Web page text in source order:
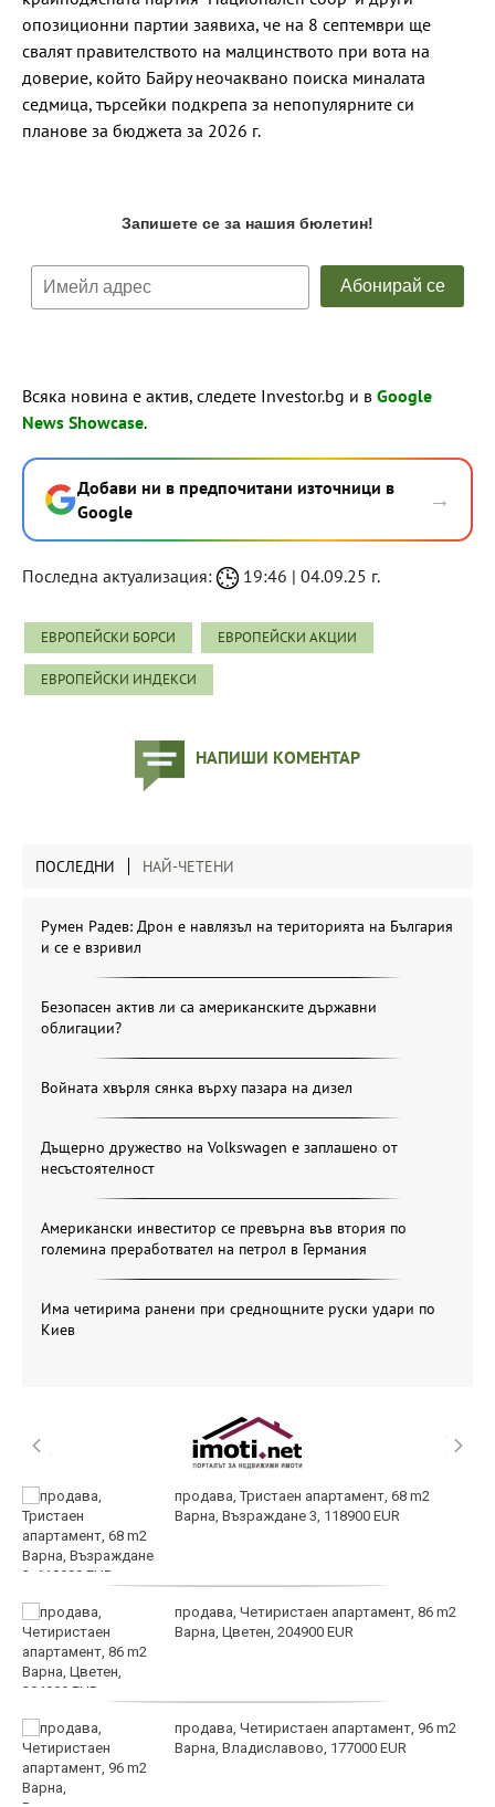
опозиционни партии заявиха, че на 8 септември ще
свалят правителството на малцинството при вота на
доверие, който Байру неочаквано поиска миналата
седмица, търсейки подкрепа за непопулярните си
планове за бюджета за 2026 г.
Всяка новина е актив, следете Investor.bg и в Google
News Showcase.
Добави ни в предпочитани източници в
Google
→
Последна актуализация: 19:46 | 04.09.25 г.
ЕВРОПЕЙСКИ БОРСИ ЕВРОПЕЙСКИ АКЦИИ
ЕВРОПЕЙСКИ ИНДЕКСИ
НАПИШИ КОМЕНТАР
ПОСЛЕДНИ НАЙ-ЧЕТЕНИ
Румен Радев: Дрон е навлязъл на територията на България
и се е взривил
Безопасен актив ли са американските държавни
облигации?
Войната хвърля сянка върху пазара на дизел
Дъщерно дружество на Volkswagen е заплашено от
несъстоятелност
Американски инвеститор се превърна във втория по
големина преработвател на петрол в Германия
Има четирима ранени при среднощните руски удари по
Киев
продава, Тристаен апартамент, 68 m2
Варна, Възраждане 3, 118900 EUR
продава, Четиристаен апартамент, 86 m2
Варна, Цветен, 204900 EUR
продава, Четиристаен апартамент, 96 m2
Варна, Владиславово, 177000 EUR